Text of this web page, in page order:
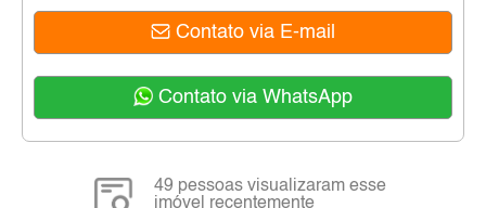
Contato via E-mail
Contato via WhatsApp
49 pessoas visualizaram esse
imóvel recentemente